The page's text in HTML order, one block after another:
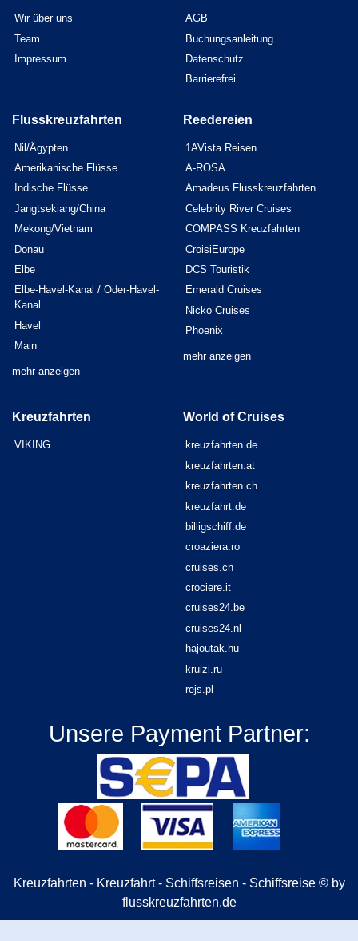
Wir über uns
Team
Impressum
AGB
Buchungsanleitung
Datenschutz
Barrierefrei
Flusskreuzfahrten
Nil/Ägypten
Amerikanische Flüsse
Indische Flüsse
Jangtsekiang/China
Mekong/Vietnam
Donau
Elbe
Elbe-Havel-Kanal / Oder-Havel-
Kanal
Havel
Main
mehr anzeigen
Reedereien
1AVista Reisen
A-ROSA
Amadeus Flusskreuzfahrten
Celebrity River Cruises
COMPASS Kreuzfahrten
CroisiEurope
DCS Touristik
Emerald Cruises
Nicko Cruises
Phoenix
mehr anzeigen
Kreuzfahrten
VIKING
World of Cruises
kreuzfahrten.de
kreuzfahrten.at
kreuzfahrten.ch
kreuzfahrt.de
billigschiff.de
croaziera.ro
cruises.cn
crociere.it
cruises24.be
cruises24.nl
hajoutak.hu
kruizi.ru
rejs.pl
Unsere Payment Partner:
Kreuzfahrten - Kreuzfahrt - Schiffsreisen - Schiffsreise © by
flusskreuzfahrten.de